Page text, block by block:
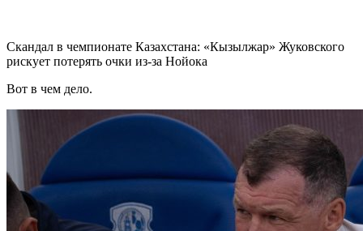
Скандал в чемпионате Казахстана: «Кызылжар» Жуковского
рискует потерять очки из-за Нойока
Вот в чем дело.